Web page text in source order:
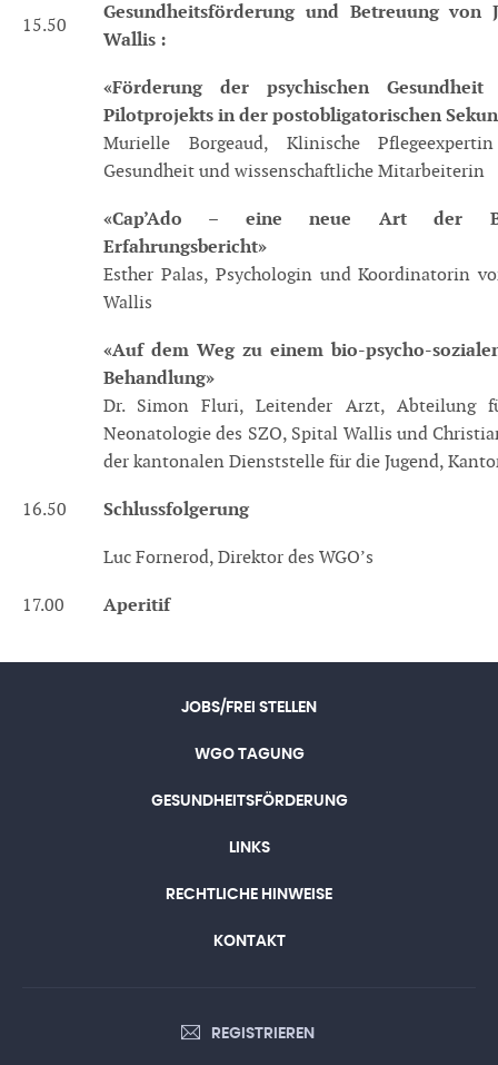
15.50
Gesundheitsförderung und Betreuung von
Wallis :
«Förderung der psychischen
Pilotprojekts in der postobligatorischen
Murielle Borgeaud, Klinische
Gesundheit und wissenschaftliche Mitarbeiterin
«Cap’Ado – eine neue Art der
Erfahrungsbericht»
Esther Palas, Psychologin und Koordinatorin
Wallis
«Auf dem Weg zu einem bio-psycho-
Behandlung»
Dr. Simon Fluri, Leitender Arzt, Abteilung
Neonatologie des SZO, Spital Wallis und
der kantonalen Dienststelle für die Jugend,
16.50 Schlussfolgerung
Luc Fornerod, Direktor des WGO’s
17.00 Aperitif
JOBS/FREI STELLEN
WGO TAGUNG
GESUNDHEITSFÖRDERUNG
LINKS
RECHTLICHE HINWEISE
KONTAKT
REGISTRIEREN